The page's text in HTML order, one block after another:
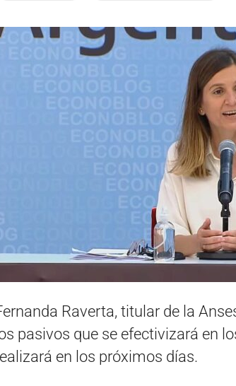
Raverta, titular de la
pasivos que se efectivizará en
en los próximos días.